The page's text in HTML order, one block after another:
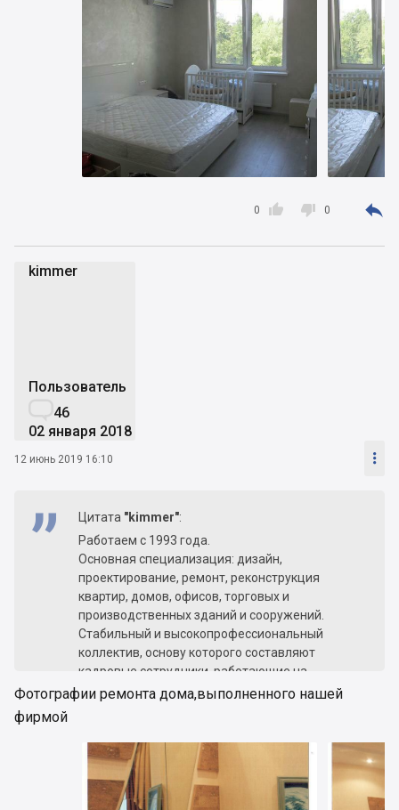

0  0 
kimmer
Пользователь
46
02 января 2018
12 июнь 2019 16:10 
Цитата "kimmer":
Работаем с 1993 года.
Основная специализация: дизайн,
проектирование, ремонт, реконструкция
квартир, домов, офисов, торговых и
производственных зданий и сооружений.
Стабильный и высокопрофессиональный
коллектив, основу которого составляют
кадровые сотрудники, работающие на
предприятии по многу лет (а не собранные «с
и то, что сотрудники обучены и имеют опыт
работы с частным клиентом.
Высокое качество работ, которое гарантируется
в случае брака оплатой из собственного
Фотографии ремонта дома,выполненного нашей
фирмой